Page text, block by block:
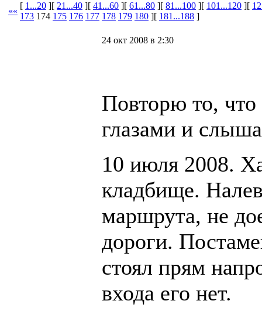
««
[ 1...20 ][ 21...40 ][ 41...60 ][ 61...80 ][ 81...100 ][ 101...120 ][
173 174 175 176 177 178 179 180 ][ 181...188 ]
24 окт 2008 в 2:30
Повторю то,
глазами и
10 июля 2008.
кладбище.
маршрута, не
дороги.
стоял прям
входа его нет.